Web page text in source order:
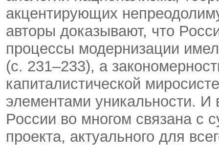
акцентирующих
авторы доказывают, что
процессы модернизации
(с. 231–233), а
капиталистической
элементами уникальности. И
России во многом связана с
проекта, актуального для